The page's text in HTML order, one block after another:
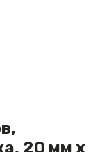
20 мм x